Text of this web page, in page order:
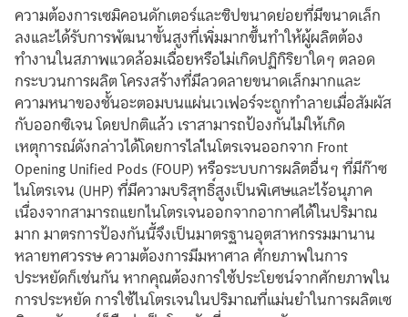
ความต้องการเซมิคอนดักเตอร์และชิปขนาดย่อยที่มีขนาดเล็ก
ลงและได้รับการพัฒนาขั้นสูงที่เพิ่มมากขึ้นทำให้ผู้ผลิตต้อง
ทำงานในสภาพแวดล้อมเฉื่อยหรือไม่เกิดปฏิกิริยาใดๆ ตลอด
กระบวนการผลิต โครงสร้างที่มีลวดลายขนาดเล็กมากและ
ความหนาของชั้นอะตอมบนแผ่นเวเฟอร์จะถูกทำลายเมื่อสัมผัส
กับออกซิเจน โดยปกติแล้ว เราสามารถป้องกันไม่ให้เกิด
เหตุการณ์ดังกล่าวได้โดยการไล่ไนโตรเจนออกจาก Front
Opening Unified Pods (FOUP) หรือระบบการผลิตอื่นๆ ที่มีก๊าซ
ไนโตรเจน (UHP) ที่มีความบริสุทธิ์สูงเป็นพิเศษและไร้อนุภาค
เนื่องจากสามารถแยกไนโตรเจนออกจากอากาศได้ในปริมาณ
มาก มาตรการป้องกันนี้จึงเป็นมาตรฐานอุตสาหกรรมมานาน
หลายทศวรรษ ความต้องการมีมหาศาล ศักยภาพในการ
ประหยัดก็เช่นกัน หากคุณต้องการใช้ประโยชน์จากศักยภาพใน
การประหยัด การใช้ไนโตรเจนในปริมาณที่แม่นยำในการผลิตเซ